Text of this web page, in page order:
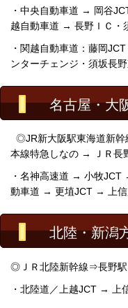
・ 中央自動車道 → 岡谷
越自動車道 → 長野ＩＣ・
・関越自動車道：藤岡
ンターチェンジ・ 須坂長
名古屋・大
◎JR新大阪駅東海道新幹
本線特急しなの → ＪＲ長
・ 名神高速道 → 小牧JCT
動車道 → 更埴JCT → 上
北陸・新潟
◎ＪＲ北陸新幹線⇒長野駅
・北陸道／上越JCT →